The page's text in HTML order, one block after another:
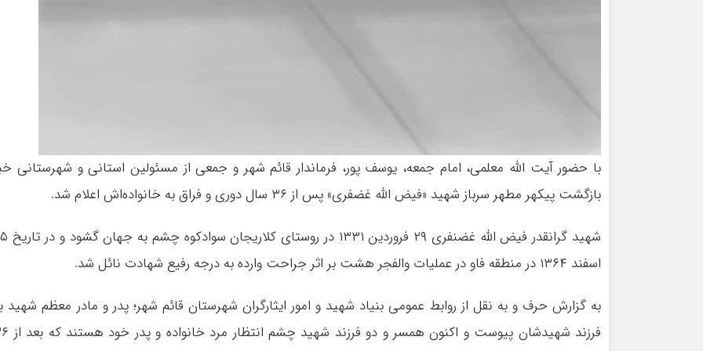
با حضور آیت الله معلمی، امام جمعه، یوسف پور، فرماندار قائم شهر و جمعی از مسئولین استانی و شهرستانی
بازگشت پیکهر مطهر سرباز شهید «فیض الله غضفری» پس از ۳۶ سال دوری و فراق به خانواده‌اش اعلام شد.
شهید گرانقدر فیض الله غضنفری
اسفند ۱۳۶۴ در منطقه فاو در عملیات والفجر هشت بر اثر جراحت وارده به درجه رفیع شهادت نائل شد.
به گزارش حرف و به نقل از روابط عمومی بنیاد شهید و امور ایثارگران شهرستان قائم شهر؛ پدر و مادر معظم شهید
فرزند شهیدشان پیوست و اکنون